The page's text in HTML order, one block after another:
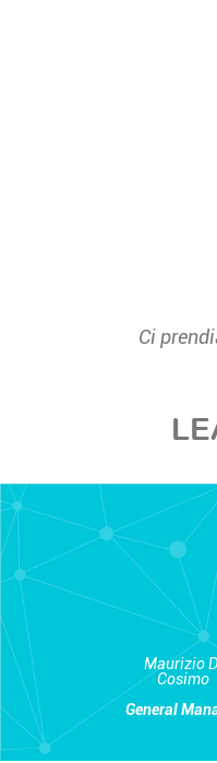
Ci
Maurizio
Cosimo
General